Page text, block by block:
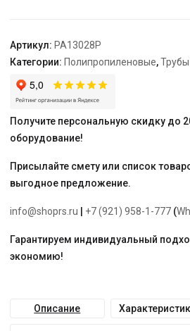
AQUA"
Артикул: PA13028P
Категории: Полипропиленовые,
Получите персональную скидку до
оборудование!
Присылайте смету или список
выгодное предложение.
info@shoprs.ru +7 (921) 958-1-777 (
Гарантируем индивидуальный
экономию!
Описание